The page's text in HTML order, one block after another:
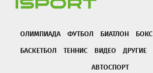
ОЛИМПИАДА ФУТБОЛ БИАТЛОН БОКС
БАСКЕТБОЛ
ТЕННИС ВИДЕО ДРУГИЕ
АВТОСПОРТ